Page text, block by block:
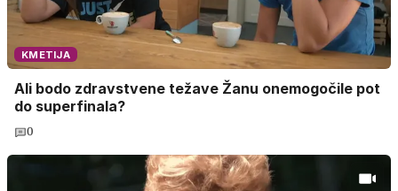
KMETIJA
Ali bodo zdravstvene težave Žanu onemogočile pot
do superfinala?
0